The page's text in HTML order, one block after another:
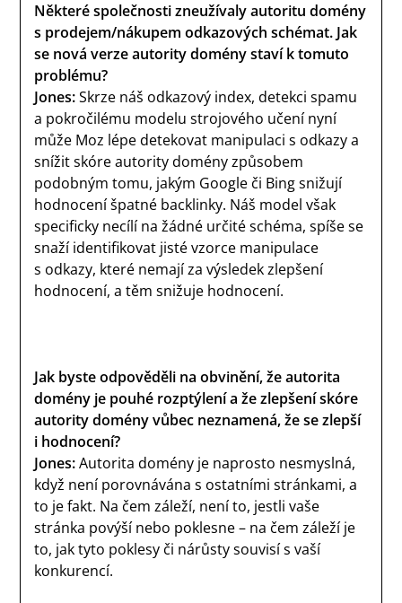
Některé společnosti zneužívaly autoritu domény
s prodejem/nákupem odkazových schémat. Jak
se nová verze autority domény staví k tomuto
problému?
Jones:Skrze náš odkazový index, detekci spamu
a pokročilému modelu strojového učení nyní
může Moz lépe detekovat manipulaci s odkazy a
snížit skóre autority domény způsobem
podobným tomu, jakým Google či Bing snižují
hodnocení špatné backlinky. Náš model však
specificky necílí na žádné určité schéma, spíše se
snaží identifikovat jisté vzorce manipulace
s odkazy, které nemají za výsledek zlepšení
hodnocení, a těm snižuje hodnocení.
Jak byste odpověděli na obvinění, že autorita
domény je pouhé rozptýlení a že zlepšení skóre
autority domény vůbec neznamená, že se zlepší
i hodnocení?
Jones:Autorita domény je naprosto nesmyslná,
když není porovnávána s ostatními stránkami, a
to je fakt. Na čem záleží, není to, jestli vaše
stránka povýší nebo poklesne – na čem záleží je
to, jak tyto poklesy či nárůsty souvisí s vaší
konkurencí.